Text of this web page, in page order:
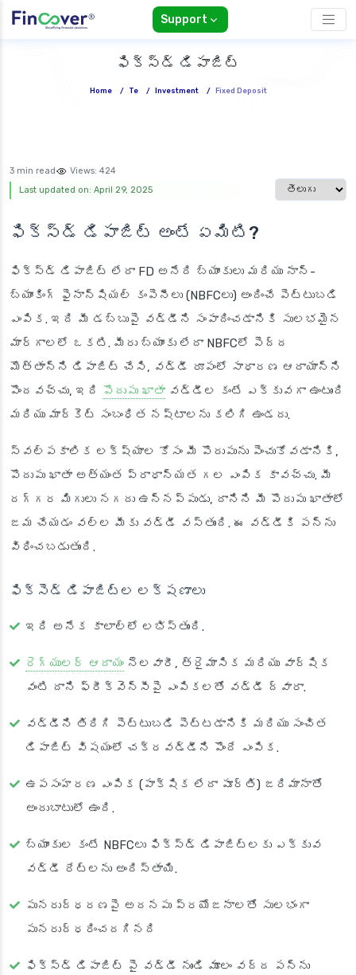
Support
ఫిక్స్‌డ్ డిపాజిట్
Home / Te / Investment / Fixed Deposit
3 min read Views: 424
Select
Last updated on: April 29, 2025
ఫిక్స్‌డ్ డిపాజిట్ అంటే ఏమిటి?
ఫిక్స్‌డ్ డిపాజిట్ లేదా FD అనేది బ్యాంకులు మరియు నాన్-
బ్యాంకింగ్ ఫైనాన్షియల్ కంపెనీలు (NBFCలు) అందించే పెట్టుబడి
ఎంపిక. ఇది మీ డబ్బుపై వడ్డీని సంపాదించడానికి సులభమైన
మార్గాలలో ఒకటి. మీరు బ్యాంకు లేదా NBFCలో పెద్ద
మొత్తాన్ని డిపాజిట్ చేసి, వడ్డీ రూపంలో సాధారణ ఆదాయాన్ని
పొందవచ్చు, ఇది
పొదుపు ఖాతా వడ్డీల కంటే ఎక్కువగా ఉంటుంది
మరియు మార్కెట్ సంబంధిత నష్టాలను కలిగి ఉండదు.
స్వల్పకాలిక లక్ష్యాల కోసం మీ పొదుపును పెంచుకోవడానికి,
పొదుపు ఖాతా అత్యంత ప్రాధాన్యత గల ఎంపిక కావచ్చు. మీ
దగ్గర మిగులు నగదు ఉన్నప్పుడు, దానిని మీ పొదుపు ఖాతాలో
జమ చేయడం వల్ల మీకు వడ్డీ వస్తుంది. ఈ వడ్డీకి పన్ను
విధించబడుతుంది.
ఫిక్సెడ్ డిపాజిట్ల లక్షణాలు
ఇది అనేక కాలాల్లో లభిస్తుంది.
రెగ్యులర్ ఆదాయం నెలవారీ, త్రైమాసిక మరియు వార్షిక
వంటి దాని ఫ్రీక్వెన్సీపై ఎంపికలతో వడ్డీ ద్వారా.
వడ్డీని తిరిగి పెట్టుబడి పెట్టడానికి మరియు సంచిత
డిపాజిట్ విషయంలో చక్రవడ్డీని పొందే ఎంపిక.
ఉపసంహరణ ఎంపిక (పాక్షిక లేదా పూర్తి) జరిమానాతో
అందుబాటులో ఉంది.
బ్యాంకుల కంటే NBFCలు ఫిక్స్‌డ్ డిపాజిట్‌లకు ఎక్కువ
వడ్డీ రేట్లను అందిస్తాయి.
పునరుద్ధరణపై అదనపు ప్రయోజనాలతో సులభంగా
పునరుద్ధరించదగినది
ఫిక్స్‌డ్ డిపాజిట్ పై వడ్డీ నుండి మూలం వద్ద పన్ను